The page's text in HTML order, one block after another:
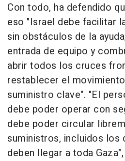
Con todo, ha defendido
eso "Israel debe facilitar
sin obstáculos de la
entrada de equipo y
abrir todos los cruces
restablecer el
suministro clave". "El
debe poder operar con
debe poder circular
suministros, incluidos los
deben llegar a toda